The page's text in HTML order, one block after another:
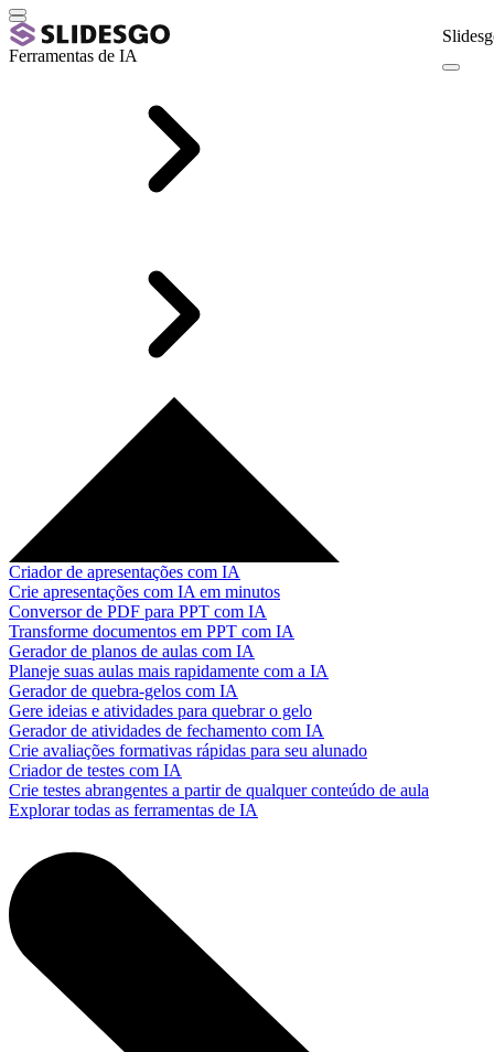
Ferramentas de IA
Criador de apresentações com IA
Crie apresentações com IA em minutos
Conversor de PDF para PPT com IA
Transforme documentos em PPT com IA
Gerador de planos de aulas com IA
Planeje suas aulas mais rapidamente com a IA
Gerador de quebra-gelos com IA
Gere ideias e atividades para quebrar o gelo
Gerador de atividades de fechamento com IA
Crie avaliações formativas rápidas para seu alunado
Criador de testes com IA
Crie testes abrangentes a partir de qualquer conteúdo de aula
Explorar todas as ferramentas de IA